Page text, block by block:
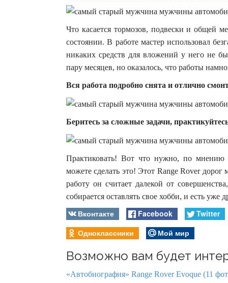
Что касается тормозов, подвески и общей
состоянии. В работе мастер использовал
никаких средств для вложений у него не
пару месяцев, но оказалось, что работы
Вся работа подробно снята и отлично
Беритесь за сложные задачи,
Практиковать! Вот что нужно, по мнению
можете сделать это! Этот Range Rover
работу он считает далекой от
собирается оставлять свое хобби, и есть
Вконтакте Facebook
Twitter
Одноклассники
Мой мир
Возможно вам будет
«Автобиография» Range Rover Evoque (11